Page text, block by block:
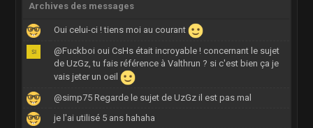
Archives des messages
Oui celui-ci ! tiens moi au courant
@Fuckboi oui CsHs était incroyable ! concernant le sujet
de UzGz, tu fais référence à Valthrun ? si c'est bien ça je
vais jeter un oeil
@simp75 Regarde le sujet de UzGz il est pas mal
je l'ai utilisé 5 ans hahaha